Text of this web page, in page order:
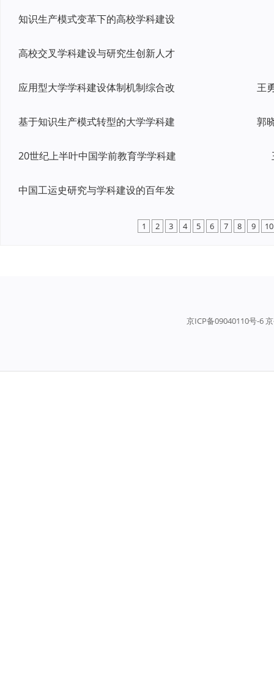
知识生产模式变革下的高校学科建设
高校交叉学科建设与研究生创新人才
应用型大学学科建设体制机制综合改
基于知识生产模式转型的大学学科建
20世纪上半叶中国学前教育学学科建
中国工运史研究与学科建设的百年发
1 2 3 4 5 6 7 8 9 10
京ICP备09040110号-6